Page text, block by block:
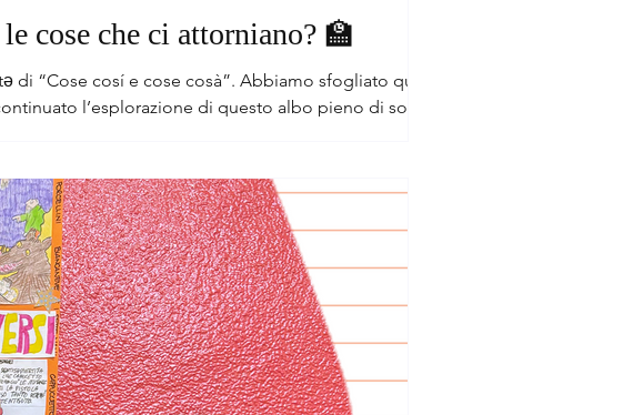
cose che ci attorniano? 🏫
cosà”. Abbiamo sfogliato qualche
l’esplorazione di questo albo pieno di soggetti